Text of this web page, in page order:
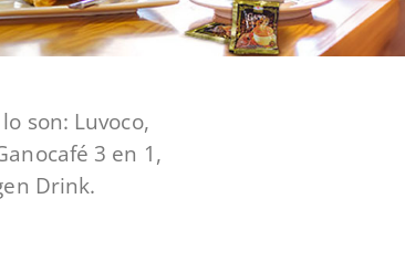
son: Luvoco,
3 en 1,
Drink.